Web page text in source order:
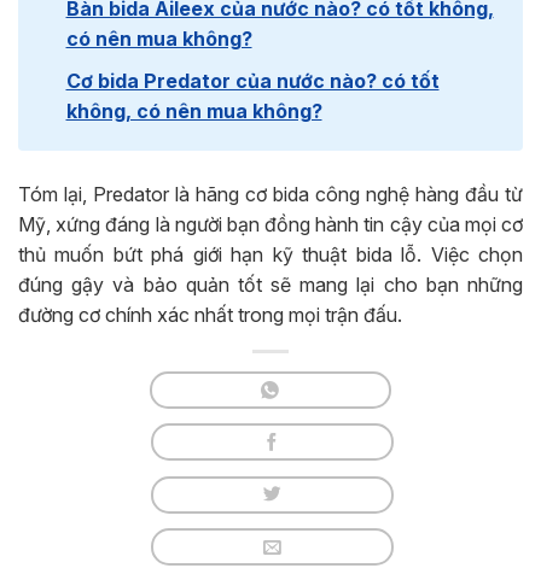
Bàn bida Aileex của nước nào? có tốt không,
có nên mua không?
Cơ bida Predator của nước nào? có tốt
không, có nên mua không?
Tóm lại, Predator là hãng cơ bida công nghệ hàng đầu từ
Mỹ, xứng đáng là người bạn đồng hành tin cậy của mọi cơ
thủ muốn bứt phá giới hạn kỹ thuật bida lỗ. Việc chọn
đúng gậy và bảo quản tốt sẽ mang lại cho bạn những
đường cơ chính xác nhất trong mọi trận đấu.